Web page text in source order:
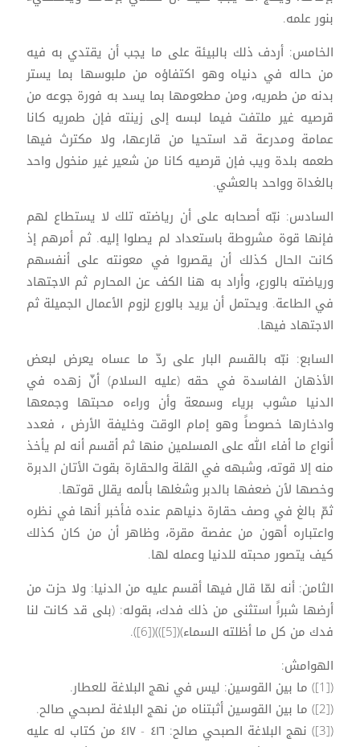
بنور علمه.
الخامس: أردف ذلك بالبيئة على ما يجب أن يقتدي به فيه
من حاله في دنياه وهو اكتفاؤه من ملبوسها بما يستر
بدنه من طمريه، ومن مطعومها بما يسد به فورة جوعه من
قرصيه غير ملتفت فيما لبسه إلى زينته فإن طمريه كانا
عمامة ومدرعة قد استحيا من قارعها، ولا مكترث فيها
طعمه بلدة ويب فإن قرصيه كانا من شعير غير منخول واحد
بالغداة وواحد بالعشي.
السادس: نبّه أصحابه على أن رياضته تلك لا يستطاع لهم
فإنها قوة مشروطة باستعداد لم يصلوا إليه. ثم أمرهم إذ
كانت الحال كذلك أن يقصروا في معونته على أنفسهم
ورياضته بالورع، وأراد به هنا الكف عن المحارم ثم الاجتهاد
في الطاعة. ويحتمل أن يريد بالورع لزوم الأعمال الجميلة ثم
الاجتهاد فيها.
السابع: نبّه بالقسم البار على ردّ ما عساه يعرض لبعض
الأذهان الفاسدة في حقه (عليه السلام) أنّ زهده في
الدنيا مشوب برياء وسمعة وأن وراءه محبتها وجمعها
وادخارها خصوصاً وهو إمام الوقت وخليفة الأرض ، فعدد
أنواع ما أفاء الله على المسلمين منها ثم أقسم أنه لم يأخذ
منه إلا قوته، وشبهه في القلة والحقارة بقوت الأتان الدبرة
وخصها لأن ضعفها بالدبر وشغلها بألمه يقلل قوتها.
ثمّ بالغ في وصف حقارة دنياهم عنده فأخبر أنها في نظره
واعتباره أهون من عفصة مقرة، وظاهر أن من كان كذلك
كيف يتصور محبته للدنيا وعمله لها.
الثامن: أنه لمّا قال فيها أقسم عليه من الدنيا: ولا حزت من
أرضها شبراً استثنى من ذلك فدك، بقوله: (بلى قد كانت لنا
فدك من كل ما أظلته السماء)([5]))([6]).
الهوامش:
([1]) ما بين القوسين: ليس في نهج البلاغة للعطار.
([2]) ما بين القوسين أثبتناه من نهج البلاغة لصبحي صالح.
([3]) نهج البلاغة الصبحي صالح: ٤١٦ - ٤١٧ من كتاب له عليه